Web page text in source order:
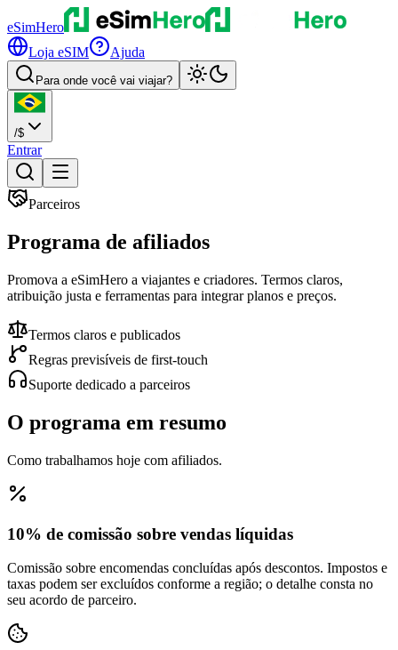
eSimHero
Loja eSIM
Ajuda
Para onde você vai viajar?
/$
Entrar
Parceiros
Programa de afiliados
Promova a eSimHero a viajantes e criadores. Termos claros,
atribuição justa e ferramentas para integrar planos e preços.
Termos claros e publicados
Regras previsíveis de first-touch
Suporte dedicado a parceiros
O programa em resumo
Como trabalhamos hoje com afiliados.
10% de comissão sobre vendas líquidas
Comissão sobre encomendas concluídas após descontos. Impostos e
taxas podem ser excluídos conforme a região; o detalhe consta no
seu acordo de parceiro.